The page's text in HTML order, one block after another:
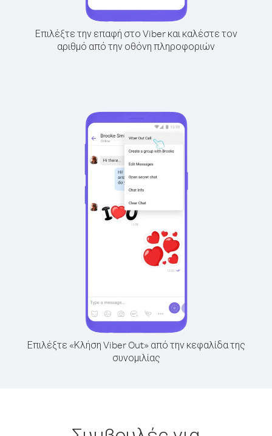
Επιλέξτε την επαφή στο Viber και καλέστε τον
αριθμό από την οθόνη πληροφοριών
Επιλέξτε «Κλήση Viber Out» από την κεφαλίδα της
συνομιλίας